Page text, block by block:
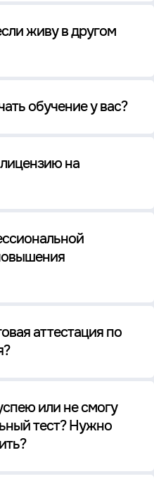
живу в другом
обучение у вас?
на
аттестация по
или не смогу
тест? Нужно